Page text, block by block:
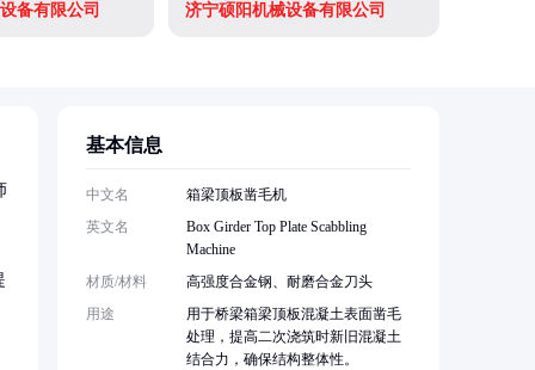
备有限公司 济宁硕阳机械设备有限公司
基本信息
中文名
箱梁顶板凿毛机
英文名
Box Girder Top Plate Scabbling
Machine
材质/材料
高强度合金钢、耐磨合金刀头
用途
用于桥梁箱梁顶板混凝土表面凿毛
处理，提高二次浇筑时新旧混凝土
结合力，确保结构整体性。